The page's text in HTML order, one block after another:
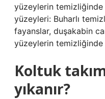
yüzeylerin temizliğinde
yüzeyleri: Buharlı
fayanslar, duşakabin
yüzeylerin
Koltuk
yıkanır?